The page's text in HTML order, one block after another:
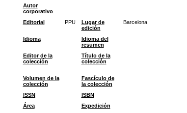
Autor
corporativo
Editorial PPU
Lugar de
edición
Barcelona
Idioma
Idioma del
resumen
Editor de la
colección
Título de la
colección
Volumen de la
colección
Fascículo de
la colección
ISSN ISBN
Área
Expedición